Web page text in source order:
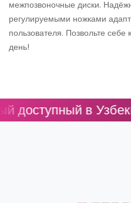
межпозвоночные диски.
регулируемыми ножками
пользователя. Позвольте
день!
в